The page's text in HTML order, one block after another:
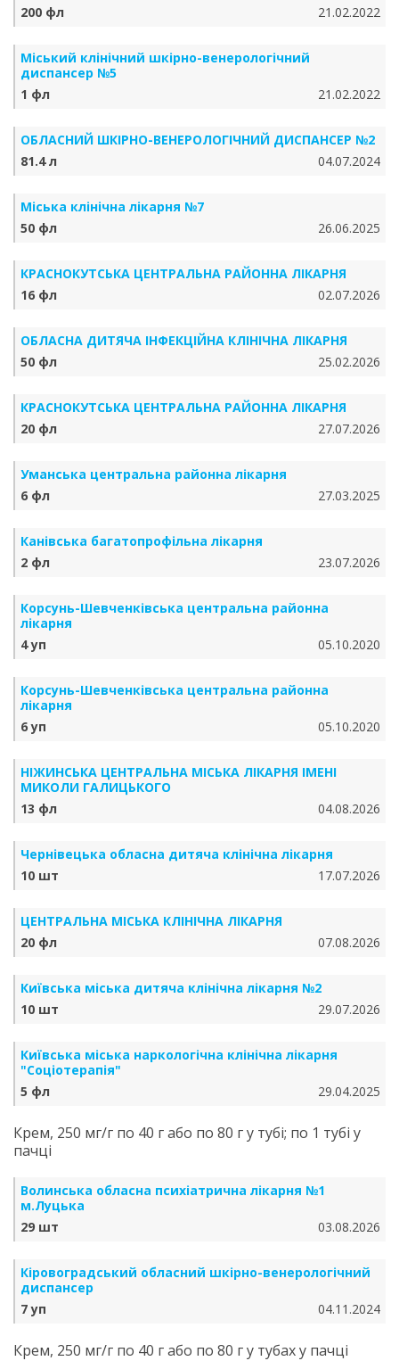
200 фл
21.02.2022
Міський клінічний шкірно-венерологічний
диспансер №5
1 фл
21.02.2022
ОБЛАСНИЙ ШКІРНО-ВЕНЕРОЛОГІЧНИЙ ДИСПАНСЕР №2
81.4 л
04.07.2024
Міська клінічна лікарня №7
50 фл
26.06.2025
КРАСНОКУТСЬКА ЦЕНТРАЛЬНА РАЙОННА ЛІКАРНЯ
16 фл
02.07.2026
ОБЛАСНА ДИТЯЧА ІНФЕКЦІЙНА КЛІНІЧНА ЛІКАРНЯ
50 фл
25.02.2026
КРАСНОКУТСЬКА ЦЕНТРАЛЬНА РАЙОННА ЛІКАРНЯ
20 фл
27.07.2026
Уманська центральна районна лікарня
6 фл
27.03.2025
Канівська багатопрофільна лікарня
2 фл
23.07.2026
Корсунь-Шевченківська центральна районна
лікарня
4 уп
05.10.2020
Корсунь-Шевченківська центральна районна
лікарня
6 уп
05.10.2020
НІЖИНСЬКА ЦЕНТРАЛЬНА МІСЬКА ЛІКАРНЯ ІМЕНІ
МИКОЛИ ГАЛИЦЬКОГО
13 фл
04.08.2026
Чернівецька обласна дитяча клінічна лікарня
10 шт
17.07.2026
ЦЕНТРАЛЬНА МІСЬКА КЛІНІЧНА ЛІКАРНЯ
20 фл
07.08.2026
Київська міська дитяча клінічна лікарня №2
10 шт
29.07.2026
Київська міська наркологічна клінічна лікарня
"Соціотерапія"
5 фл
29.04.2025
Крем, 250 мг/г по 40 г або по 80 г у тубі; по 1 тубі у
пачці
Волинська обласна психіатрична лікарня №1
м.Луцька
29 шт
03.08.2026
Кіровоградський обласний шкірно-венерологічний
диспансер
7 уп
04.11.2024
Крем, 250 мг/г по 40 г або по 80 г у тубах у пачці